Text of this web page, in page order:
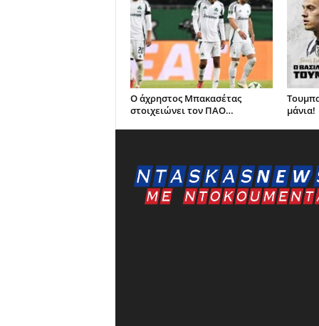
Ο άχρηστος Μπακασέτας
στοιχειώνει τον ΠΑΟ…
μάνια!